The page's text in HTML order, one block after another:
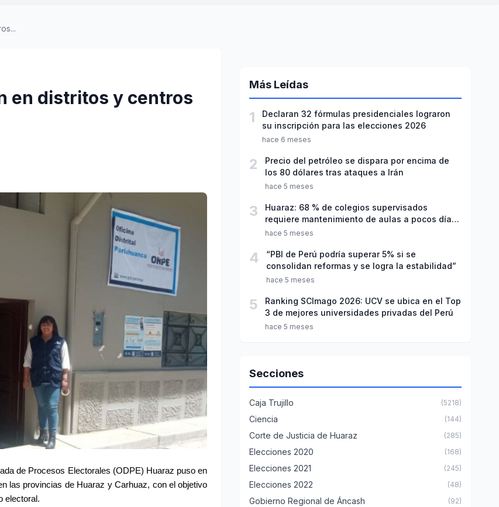
en distritos y centros
de Procesos Electorales (ODPE) Huaraz puso en
las provincias de Huaraz y Carhuaz, con el objetivo
electoral.
Más Leídas
1
Declaran 32 fórmulas presidenciales lograron
su inscripción para las elecciones 2026
hace 6 meses
2
Precio del petróleo se dispara por encima de
los 80 dólares tras ataques a Irán
hace 5 meses
3
Huaraz: 68 % de colegios supervisados
requiere mantenimiento de aulas a pocos días
de inicio del año escolar 2026
hace 5 meses
4
“PBI de Perú podría superar 5% si se
consolidan reformas y se logra la estabilidad”
hace 5 meses
5
Ranking SCImago 2026: UCV se ubica en el Top
3 de mejores universidades privadas del Perú
hace 5 meses
Secciones
Caja Trujillo (5218)
Ciencia (144)
Corte de Justicia de Huaraz (285)
Elecciones 2020 (168)
Elecciones 2021 (245)
Elecciones 2022 (48)
Gobierno Regional de Áncash (92)